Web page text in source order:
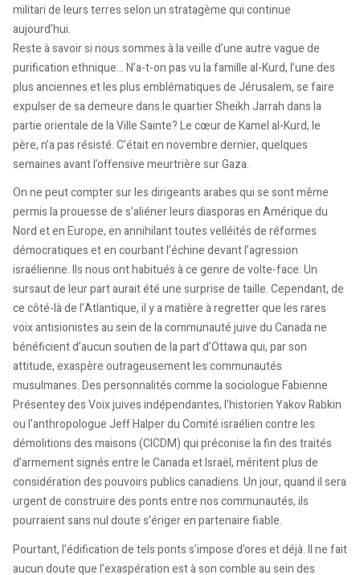
militari de leurs terres selon un stratagème qui continue
aujourd’hui.
Reste à savoir si nous sommes à la veille d’une autre vague de
purification ethnique… N’a-t-on pas vu la famille al-Kurd, l’une des
plus anciennes et les plus emblématiques de Jérusalem, se faire
expulser de sa demeure dans le quartier Sheikh Jarrah dans la
partie orientale de la Ville Sainte? Le cœur de Kamel al-Kurd, le
père, n’a pas résisté. C’était en novembre dernier, quelques
semaines avant l’offensive meurtrière sur Gaza.
On ne peut compter sur les dirigeants arabes qui se sont même
permis la prouesse de s’aliéner leurs diasporas en Amérique du
Nord et en Europe, en annihilant toutes velléités de réformes
démocratiques et en courbant l’échine devant l’agression
israélienne. Ils nous ont habitués à ce genre de volte-face. Un
sursaut de leur part aurait été une surprise de taille. Cependant, de
ce côté-là de l’Atlantique, il y a matière à regretter que les rares
voix antisionistes au sein de la communauté juive du Canada ne
bénéficient d’aucun soutien de la part d’Ottawa qui, par son
attitude, exaspère outrageusement les communautés
musulmanes. Des personnalités comme la sociologue Fabienne
Présentey des Voix juives indépendantes, l’historien Yakov Rabkin
ou l’anthropologue Jeff Halper du Comité israélien contre les
démolitions des maisons (CICDM) qui préconise la fin des traités
d’armement signés entre le Canada et Israël, méritent plus de
considération des pouvoirs publics canadiens. Un jour, quand il sera
urgent de construire des ponts entre nos communautés, ils
pourraient sans nul doute s’ériger en partenaire fiable.
Pourtant, l’édification de tels ponts s’impose d’ores et déjà. Il ne fait
aucun doute que l’exaspération est à son comble au sein des